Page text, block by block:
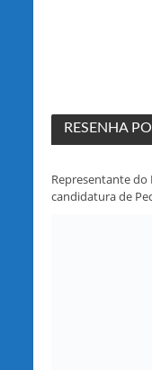
RESENHA
Representante do
candidatura de